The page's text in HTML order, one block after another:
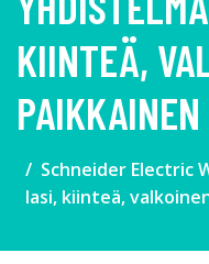
KIINTEÄ,
PAIKKAINEN
Schneider Electric
lasi, kiinteä,